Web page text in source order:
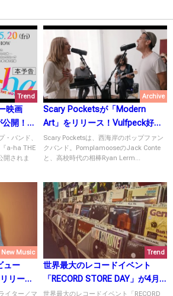
Trend
映画
開！
ュアッ
・バンド、
a-ha THE
開されま
Archive
Scary Pocketsが「Modern
Art」をリリース！Vulfpeck好き
は必聴！
Scary Pocketsは、西海岸のポップファン
クバンド。PomplamooseのJack Conte
と、高校時代の相棒Ryan Lerm...
New Music
ュー
リー
Blue」
イター／マ
Trend
世界最大のレコードイベント
「RECORD STORE DAY」が4月
22日に開催！注目タイトルも多
世界最大のレコードイベント「RECORD